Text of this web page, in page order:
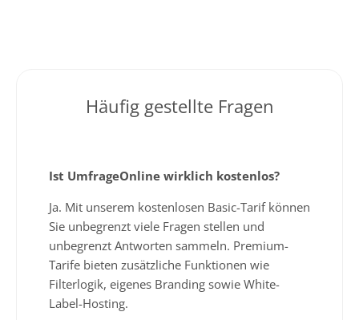
Häufig gestellte Fragen
Ist UmfrageOnline wirklich kostenlos?
Ja. Mit unserem kostenlosen Basic-Tarif können
Sie unbegrenzt viele Fragen stellen und
unbegrenzt Antworten sammeln. Premium-
Tarife bieten zusätzliche Funktionen wie
Filterlogik, eigenes Branding sowie White-
Label-Hosting.